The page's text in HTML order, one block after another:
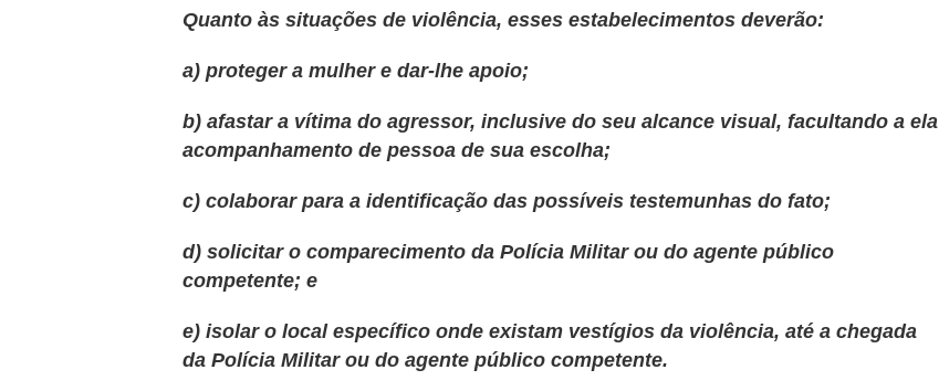
Quanto às situações de violência, esses estabelecimentos deverão:
a) proteger a mulher e dar-lhe apoio;
b) afastar a vítima do agressor, inclusive do seu alcance visual, facultando a ela
acompanhamento de pessoa de sua escolha;
c) colaborar para a identificação das possíveis testemunhas do fato;
d) solicitar o comparecimento da Polícia Militar ou do agente público
competente; e
e) isolar o local específico onde existam vestígios da violência, até a chegada
da Polícia Militar ou do agente público competente.